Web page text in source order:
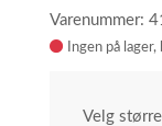
Varenummer:
Ingen på lager
Velg